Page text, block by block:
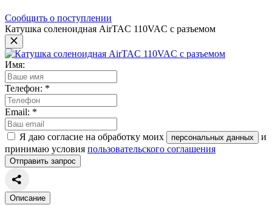
Сообщить о поступлении
Катушка соленоидная AirTAC 110VAC с разъемом
Имя:
Телефон: *
Email: *
Я даю согласие на обработку моих персональных данных
и
принимаю условия пользовательского соглашения
Отправить запрос
Описание